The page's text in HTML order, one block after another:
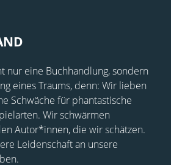
nur eine Buchhandlung, sondern
eines Traums, denn: Wir lieben
Schwäche für phantastische
Wir schwärmen
Autor*innen, die wir schätzen.
Leidenschaft an unsere